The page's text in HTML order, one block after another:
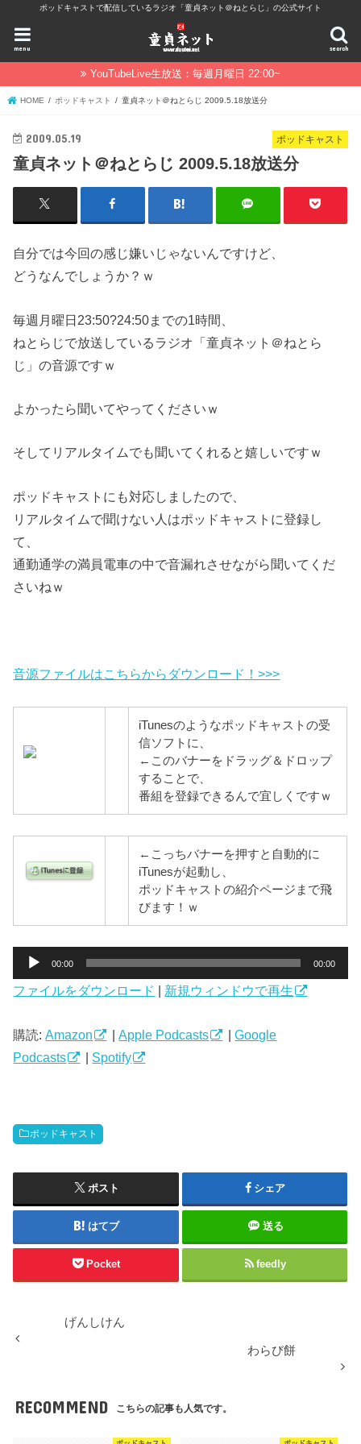
ポッドキャストで配信しているラジオ「童貞ネット＠ねとらじ」の公式サイト
search
menu
YouTubeLive生放送：毎週月曜日 22:00~
HOME ポッドキャスト 童貞ネット＠ねとらじ 2009.5.18放送分
ポッドキャスト
2009.05.19
童貞ネット＠ねとらじ 2009.5.18放送分
自分では今回の感じ嫌いじゃないんですけど、
どうなんでしょうか？ｗ
毎週月曜日23:50?24:50までの1時間、
ねとらじで放送しているラジオ「童貞ネット＠ねとら
じ」の音源ですｗ
よかったら聞いてやってくださいｗ
そしてリアルタイムでも聞いてくれると嬉しいですｗ
ポッドキャストにも対応しましたので、
リアルタイムで聞けない人はポッドキャストに登録し
て、
通勤通学の満員電車の中で音漏れさせながら聞いてくだ
さいねｗ
音源ファイルはこちらからダウンロード！>>>
iTunesのようなポッドキャストの受
信ソフトに、
←このバナーをドラッグ＆ドロップ
することで、
番組を登録できるんで宜しくですｗ
←こっちバナーを押すと自動的に
iTunesが起動し、
ポッドキャストの紹介ページまで飛
びます！ｗ
プ
ー
ヤ
00:00 00:00
ファイルをダウンロード 新規ウィンドウで再生
購読:Amazon |Apple Podcasts |Google
Podcasts
| Spotify
ポッドキャスト
ポスト シェア
はてブ 送る
Pocket feedly
げんしけん
わらび餅
RECOMMEND こちらの記事も人気です。